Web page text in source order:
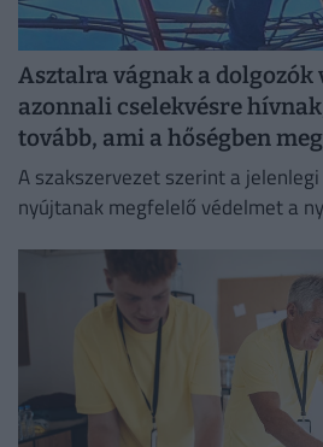
Asztalra vágnak a dolgozók
azonnali cselekvésre
tovább, ami a hőségben
A szakszervezet szerint a
nyújtanak megfelelő védelmet a
védelmében.